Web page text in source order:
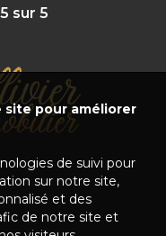
5 sur 5
site pour améliorer
de suivi pour
sur notre site,
et des
de notre site et